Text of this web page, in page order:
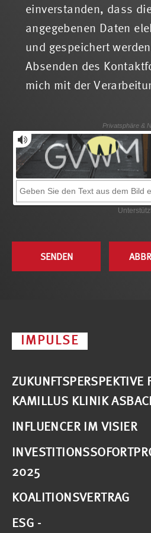
einverstanden, dass
angegebenen Daten
und gespeichert
Absenden des
mich mit der
IMPULSE
ZUKUNFTSPERSPEKTIVE
KAMILLUS KLINIK
INFLUENCER IM VISIER
2025
KOALITIONSVERTRAG
ESG -